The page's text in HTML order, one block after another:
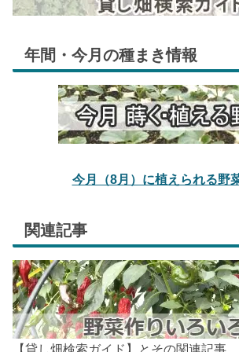
年間・今月の種まき情報
今月（8月）に植えられる野
関連記事